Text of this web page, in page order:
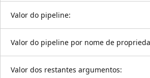
Valor do pipeline:
Valor do pipeline por nome de
Valor dos restantes argumentos: